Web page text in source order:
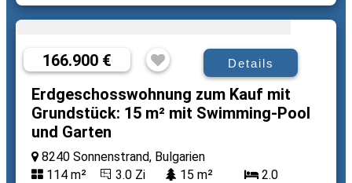
166.900 € Details
Erdgeschosswohnung zum Kauf mit
Grundstück: 15 m² mit Swimming-Pool
und Garten
8240 Sonnenstrand, Bulgarien
114 m²
3.0 Zi 15 m²
2.0